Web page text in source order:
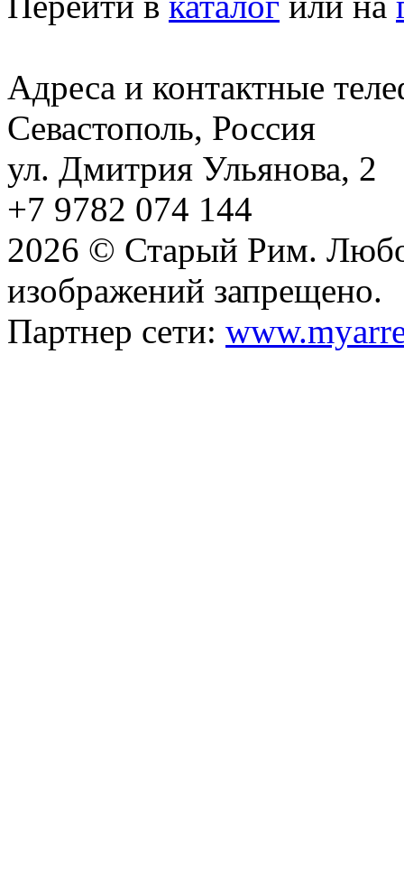
Адреса и контактные
Севастополь, Россия
ул. Дмитрия Ульянова, 2
+7 9782 074 144
2026 © Старый Рим.
изображений запрещено.
Партнер сети: